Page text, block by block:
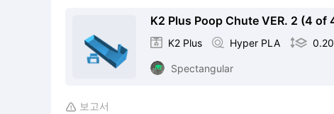
K2 Plus Poop Chute VER. 2 (4
 K2 Plus  Hyper PLA 
Spectangular
 보고서